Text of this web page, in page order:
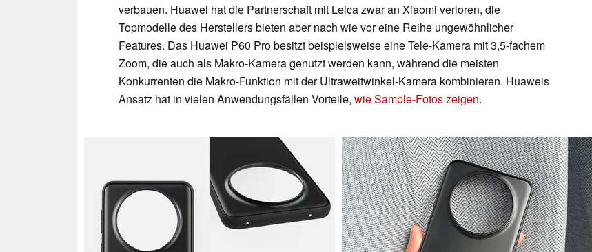
verbauen. Huawei hat die Partnerschaft mit Leica zwar an Xiaomi verloren, die
Topmodelle des Herstellers bieten aber nach wie vor eine Reihe ungewöhnlicher
Features. Das Huawei P60 Pro besitzt beispielsweise eine Tele-Kamera mit 3,5-fachem
Zoom, die auch als Makro-Kamera genutzt werden kann, während die meisten
Konkurrenten die Makro-Funktion mit der Ultraweitwinkel-Kamera kombinieren. Huaweis
Ansatz hat in vielen Anwendungsfällen Vorteile, wie Sample-Fotos zeigen.